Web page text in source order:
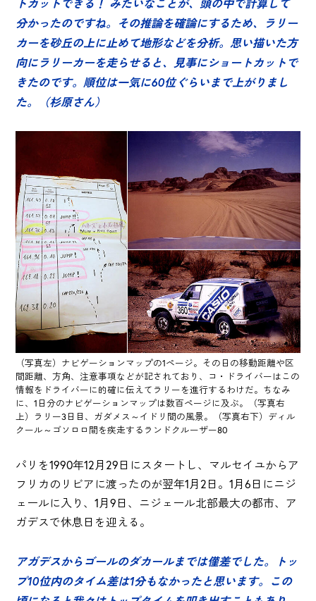
トカットできる！ みたいなことが、頭の中で計算して
分かったのですね。その推論を確論にするため、ラリー
カーを砂丘の上に止めて地形などを分析。思い描いた方
向にラリーカーを走らせると、見事にショートカットで
きたのです。順位は一気に60位ぐらいまで上がりまし
た。（杉原さん）
（写真左）ナビゲーションマップの1ページ。その日の移動距離や区
間距離、方角、注意事項などが記されており、コ・ドライバーはこの
情報をドライバーに的確に伝えてラリーを進行するわけだ。ちなみ
に、1日分のナビゲーションマップは数百ページに及ぶ。（写真右
上）ラリー3日目、ガダメス～イドリ間の風景。（写真右下）ディル
クール～ゴソロロ間を疾走するランドクルーザー80
パリを1990年12月29日にスタートし、マルセイユからア
フリカのリビアに渡ったのが翌年1月2日。1月6日にニジ
ェールに入り、1月9日、ニジェール北部最大の都市、ア
ガデスで休息日を迎える。
アガデスからゴールのダカールまでは僅差でした。トッ
プ10位内のタイム差は1分もなかったと思います。この